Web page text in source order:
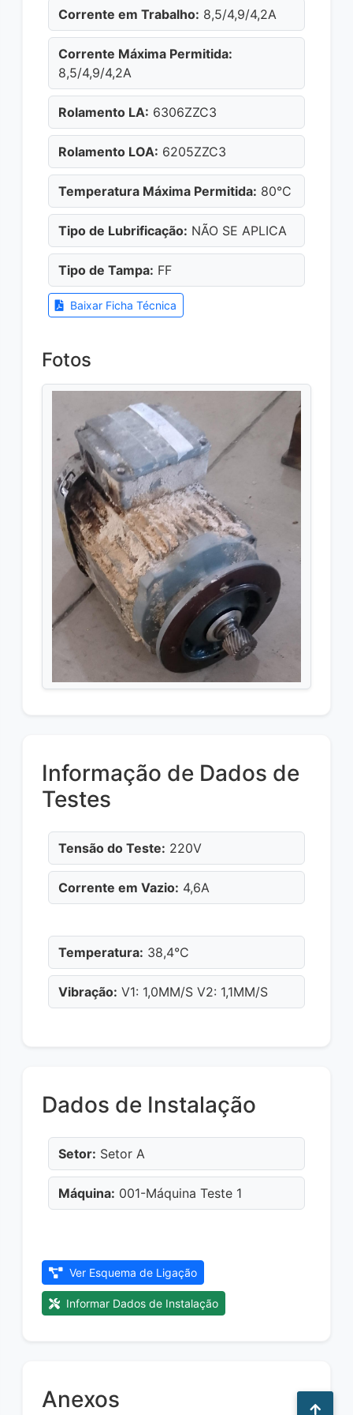
Corrente em Trabalho: 8,5/4,9/4,2A
Corrente Máxima Permitida:
8,5/4,9/4,2A
Rolamento LA: 6306ZZC3
Rolamento LOA: 6205ZZC3
Temperatura Máxima Permitida: 80°C
Tipo de Lubrificação: NÃO SE APLICA
Tipo de Tampa: FF
Baixar Ficha Técnica
Fotos
Informação de Dados de
Testes
Tensão do Teste: 220V
Corrente em Vazio: 4,6A
Temperatura: 38,4°C
Vibração: V1: 1,0MM/S V2: 1,1MM/S
Dados de Instalação
Setor: Setor A
Máquina: 001-Máquina Teste 1
Ver Esquema de Ligação
Informar Dados de Instalação
Anexos